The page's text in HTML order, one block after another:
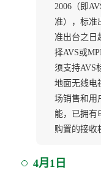
2006（即
准），标准
准出台之日
择AVS或
须支持AVS
地面无线电
场销售和用
能，已拥有
购置的接收
4月1日